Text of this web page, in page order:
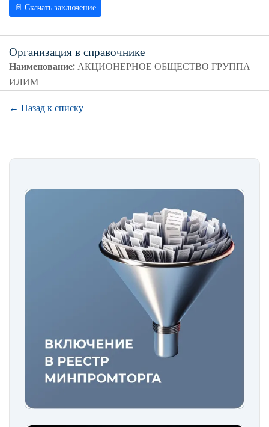
📄 Скачать заключение
Организация в справочнике
Наименование:АКЦИОНЕРНОЕ ОБЩЕСТВО ГРУППА
ИЛИМ
← Назад к списку